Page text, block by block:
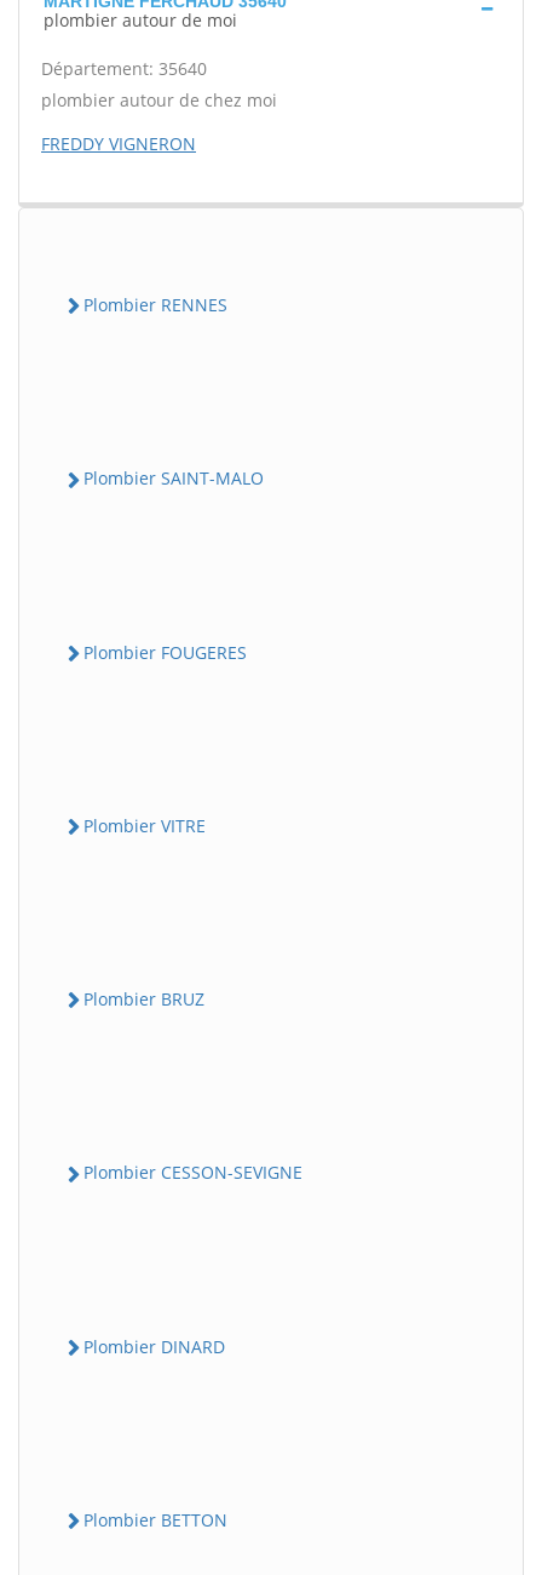
plombier autour de moi
Département: 35640
plombier autour de chez moi
FREDDY VIGNERON
Plombier RENNES
Plombier SAINT-MALO
Plombier FOUGERES
Plombier VITRE
Plombier BRUZ
Plombier CESSON-SEVIGNE
Plombier DINARD
Plombier BETTON